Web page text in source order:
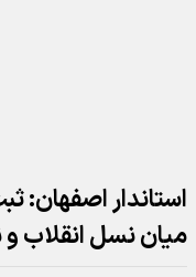
استاندار اصفهان:
میان نسل انقلاب